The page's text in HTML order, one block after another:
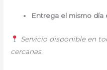
Entrega el mismo día
Servicio disponible en
cercanas.